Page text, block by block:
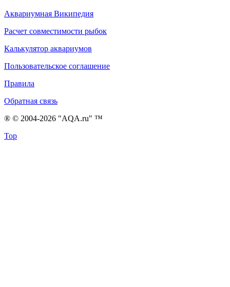
Аквариумная Википедия
Расчет совместимости рыбок
Калькулятор аквариумов
Пользовательское соглашение
Правила
Обратная связь
® © 2004-2026 "AQA.ru" ™
Top